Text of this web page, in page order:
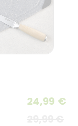
24,99 €